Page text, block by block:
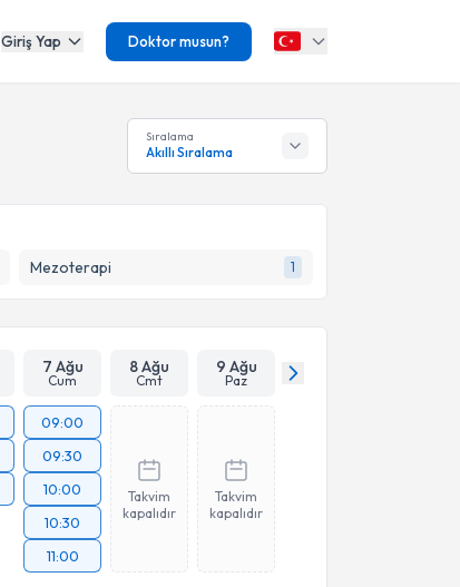
Giriş Yap Doktor musun?
Sıralama
Akıllı Sıralama
Mezoterapi 1
7 Ağu
Cum
8 Ağu
Cmt
9 Ağu
Paz
09:00
09:30
10:00
10:30
11:00
Takvim
kapalıdır
Takvim
kapalıdır